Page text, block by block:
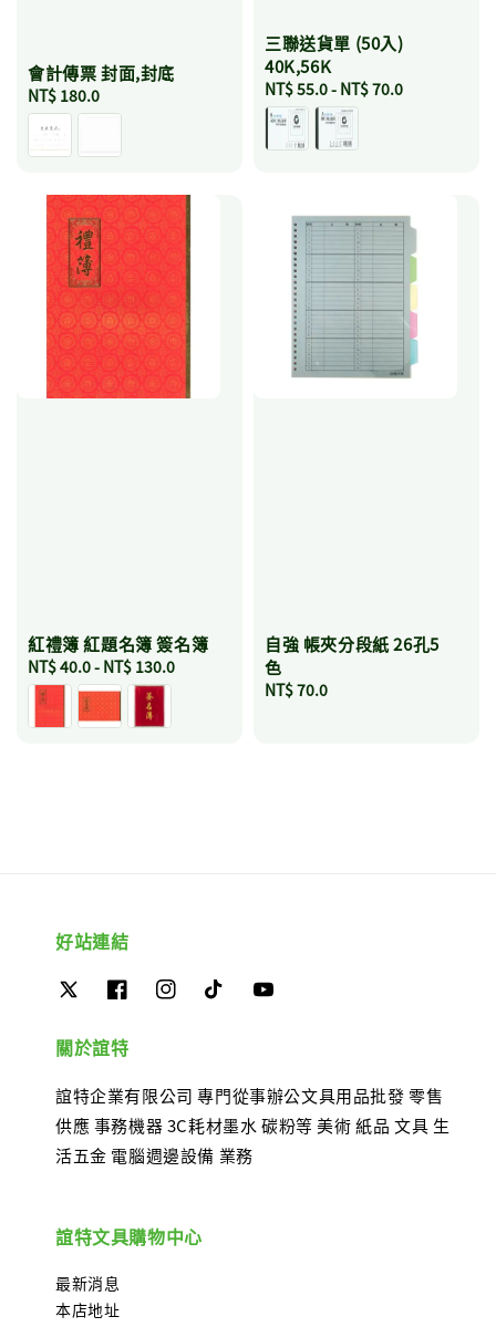
會計傳票 封面,封底
Regular
price
NT$ 180.0
三聯送貨單 (50入)
40K,56K
Regular
price
NT$ 55.0- NT$ 70.0
紅禮簿 紅題名簿 簽名簿
Regular
price
NT$ 40.0- NT$ 130.0
自強 帳夾分段紙 26孔5
色
Regular
NT$ 70.0
好站連結
關於誼特
誼特企業有限公司 專門從事辦公文具用品批發 零售
供應 事務機器 3C耗材墨水 碳粉等 美術 紙品 文具 生
活五金 電腦週邊設備 業務
誼特文具購物中心
最新消息
本店地址